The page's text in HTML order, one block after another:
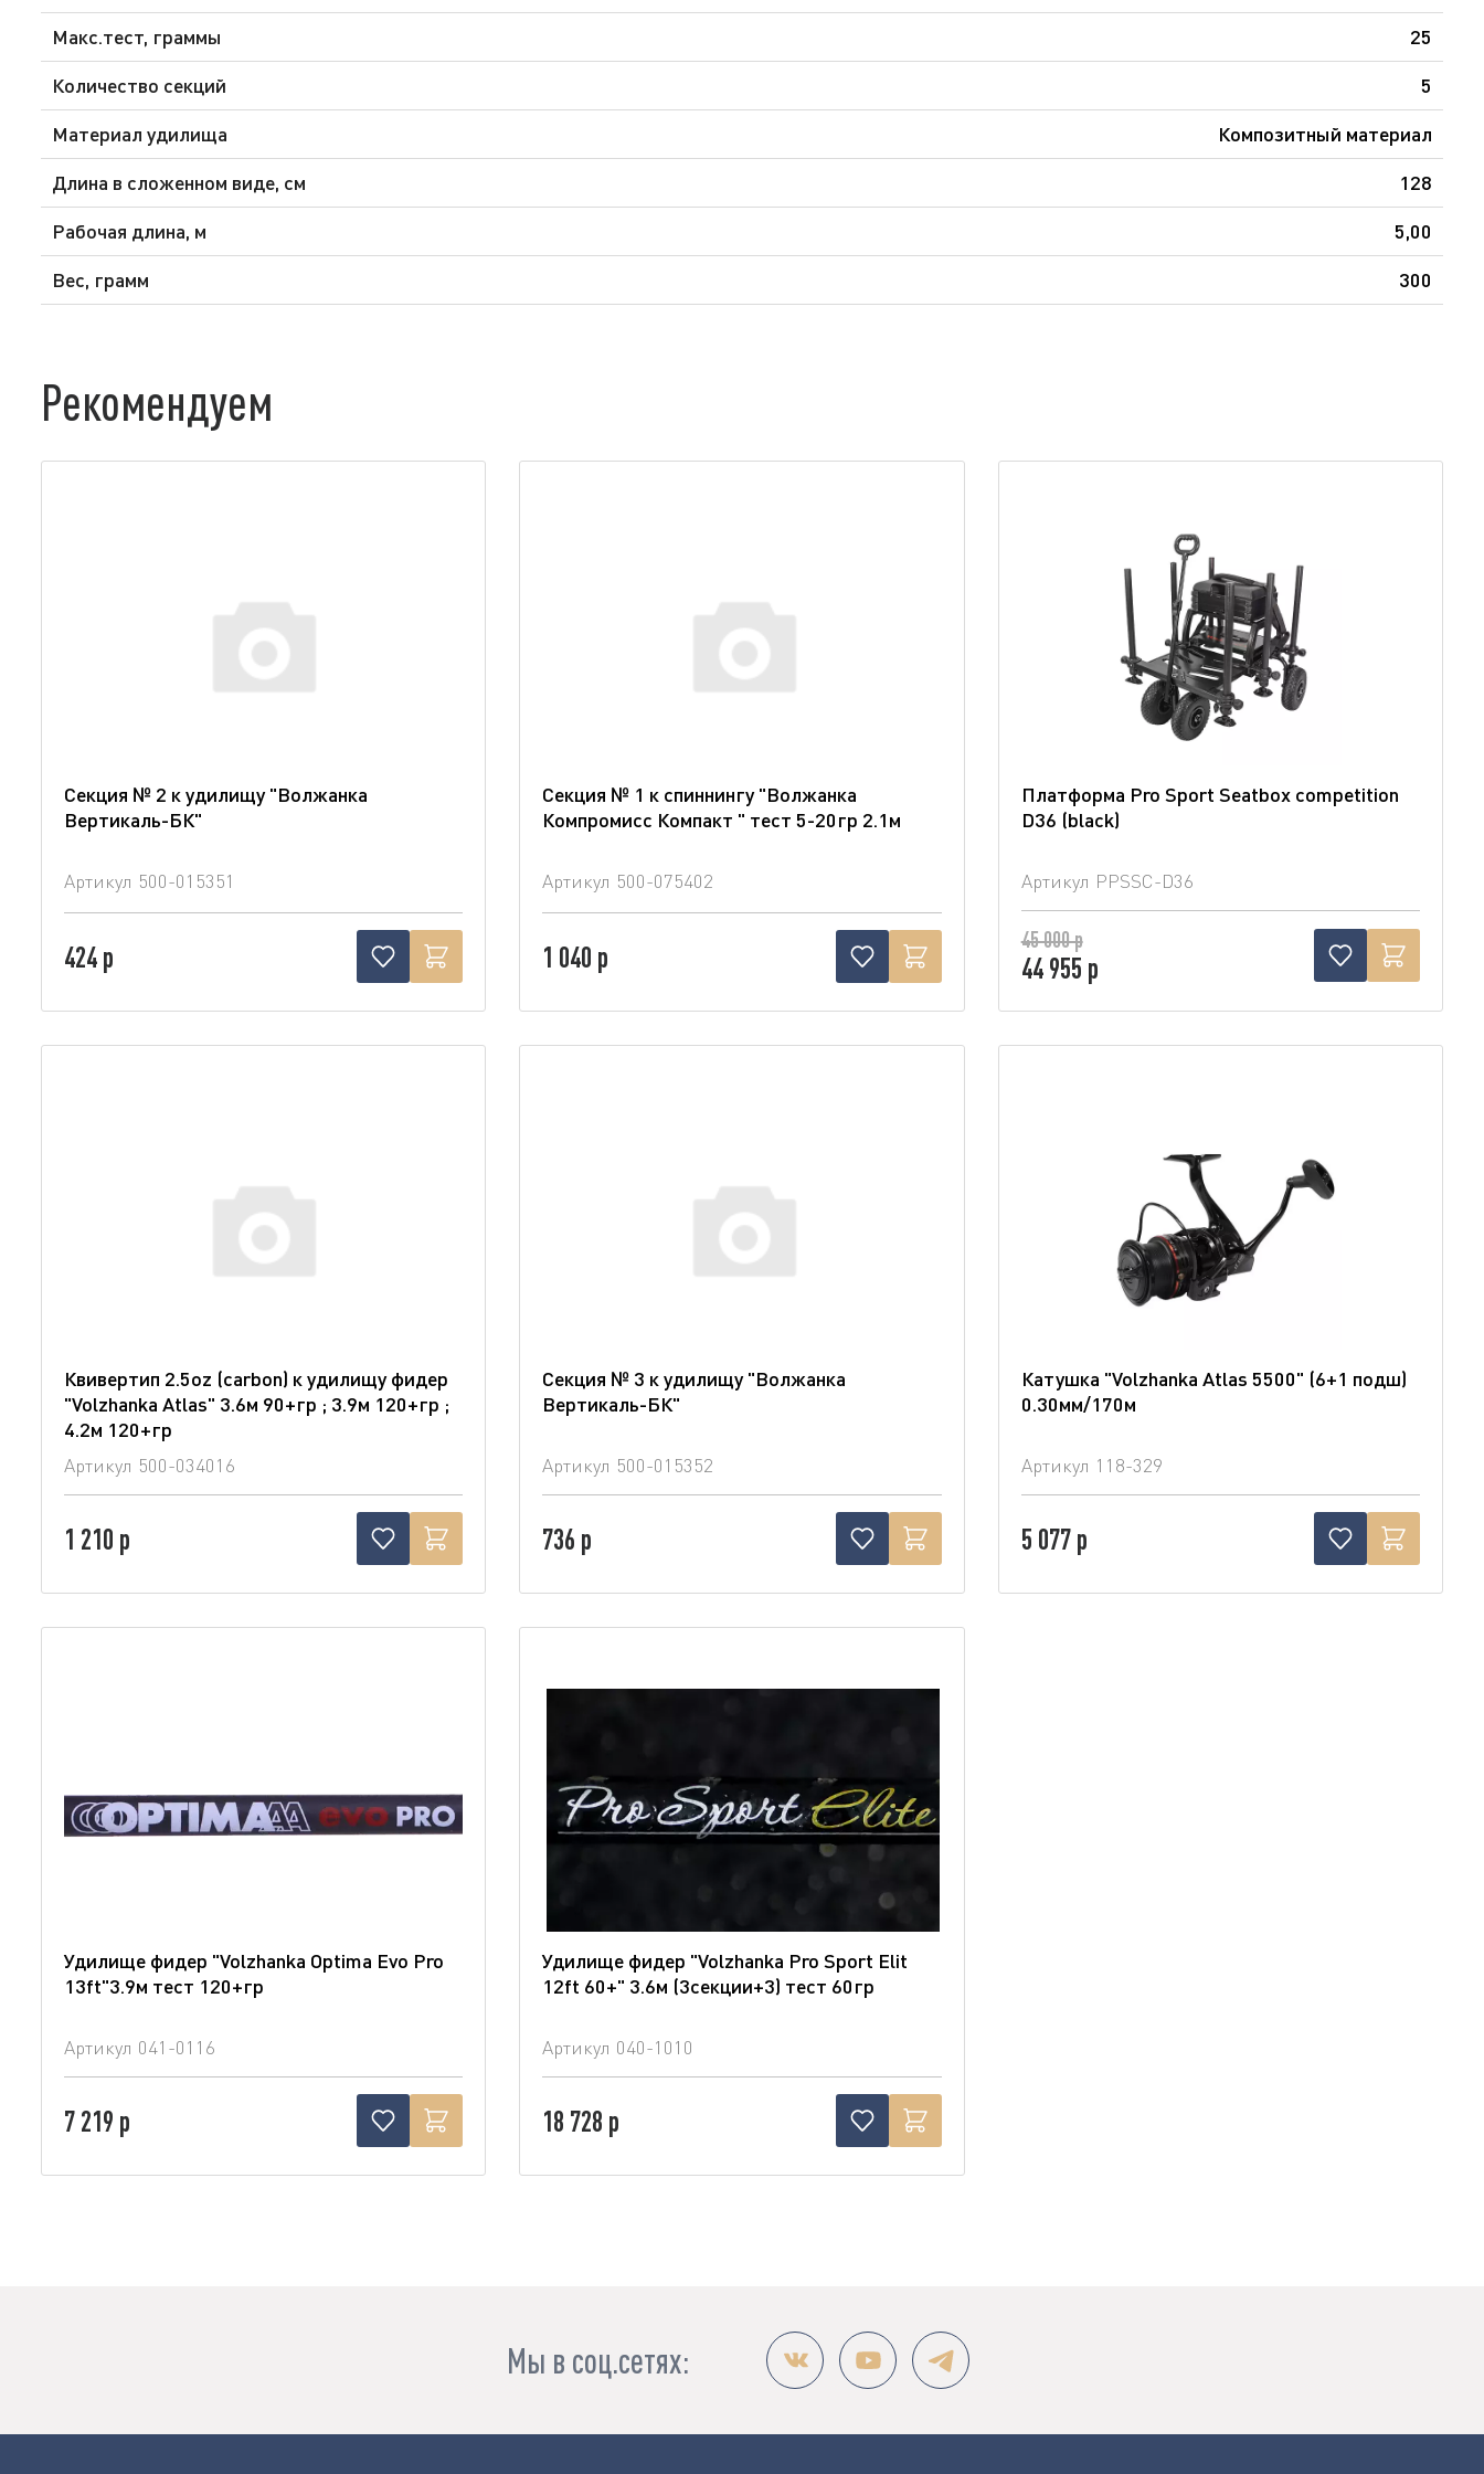
Макс.тест, граммы
25
Количество секций
5
Материал удилища
Композитный материал
Длина в сложенном виде, см
128
Рабочая длина, м
5,00
Вес, грамм
300
Рекомендуем
Секция № 2 к удилищу "Волжанка
Вертикаль-БК"
Артикул 500-015351
424 р
Секция № 1 к спиннингу "Волжанка
Компромисс Компакт " тест 5-20гр 2.1м
Артикул 500-075402
1 040 р
Платформа Pro Sport Seatbox competition
D36 (blaсk)
Артикул PPSSC-D36
45 000 р
44 955 р
Квивертип 2.5oz (carbon) к удилищу фидер
"Volzhanka Atlas" 3.6м 90+гр ; 3.9м 120+гр ;
4.2м 120+гр
Артикул 500-034016
1 210 р
Секция № 3 к удилищу "Волжанка
Вертикаль-БК"
Артикул 500-015352
736 р
Катушка "Volzhanka Atlas 5500" (6+1 подш)
0.30мм/170м
Артикул 118-329
5 077 р
Удилище фидер "Volzhanka Optima Evo Pro
13ft"3.9м тест 120+гр
Артикул 041-0116
7 219 р
Удилище фидер "Volzhanka Pro Sport Elit
12ft 60+" 3.6м (3секции+3) тест 60гр
Артикул 040-1010
18 728 р
Мы в соц.сетях: